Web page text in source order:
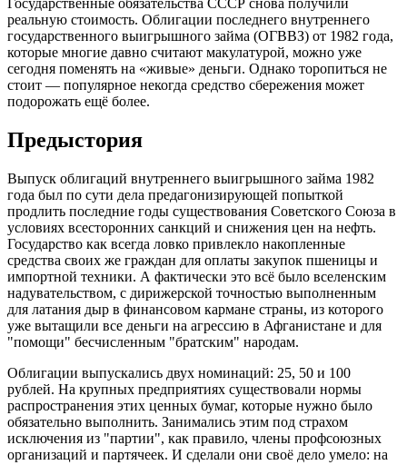
реальную стоимость. Облигации последнего внутреннего
государственного выигрышного займа (ОГВВЗ) от 1982 года,
которые многие давно считают макулатурой, можно уже
сегодня поменять на «живые» деньги. Однако торопиться не
стоит — популярное некогда средство сбережения может
подорожать ещё более.
Предыстория
Выпуск облигаций внутреннего выигрышного займа 1982
года был по сути дела предагонизирующей попыткой
продлить последние годы существования Советского Союза в
условиях всесторонних санкций и снижения цен на нефть.
Государство как всегда ловко привлекло накопленные
средства своих же граждан для оплаты закупок пшеницы и
импортной техники. А фактически это всё было вселенским
надувательством, с дирижерской точностью выполненным
для латания дыр в финансовом кармане страны, из которого
уже вытащили все деньги на агрессию в Афганистане и для
"помощи" бесчисленным "братским" народам.
Облигации выпускались двух номинаций: 25, 50 и 100
рублей. На крупных предприятиях существовали нормы
распространения этих ценных бумаг, которые нужно было
обязательно выполнить. Занимались этим под страхом
исключения из "партии", как правило, члены профсоюзных
организаций и партячеек. И сделали они своё дело умело: на